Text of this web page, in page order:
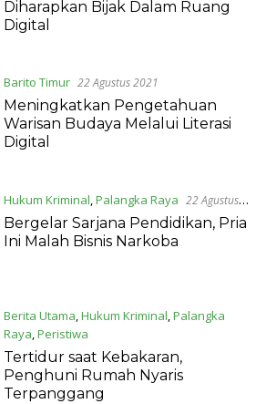
Diharapkan Bijak Dalam Ruang
Digital
Barito Timur 22 Agustus 2021
Meningkatkan Pengetahuan
Warisan Budaya Melalui Literasi
Digital
Hukum Kriminal,Palangka Raya 22 Agustus
2021
Bergelar Sarjana Pendidikan, Pria
Ini Malah Bisnis Narkoba
Berita Utama,Hukum Kriminal,Palangka
Raya,Peristiwa
22 Agustus 2021
Tertidur saat Kebakaran,
Penghuni Rumah Nyaris
Terpanggang